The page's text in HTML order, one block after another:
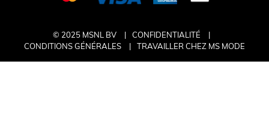
© 2025 MSNL BV
CONFIDENTIALITÉ
CONDITIONS GÉNÉRALES
TRAVAILLER CHEZ MS MODE